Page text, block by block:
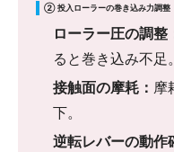
② 投入ローラーの巻き込み力調整
ローラー圧の調整
ると巻き込み不足。
接触面の摩耗： 摩
下。
逆転レバーの動作